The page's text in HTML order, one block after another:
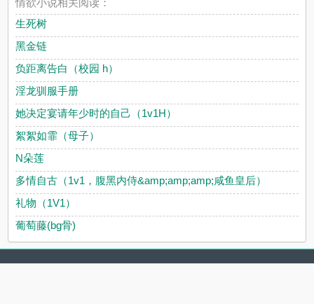
情欲小说相关阅读：
生死树
黑金链
负距离告白（校园 h）
淫龙驯服手册
她决定宴请年少时的自己（1v1H）
絮絮如霏（母子）
N朵莲
多情自古（1v1，腹黑内侍&amp;amp;amp;咸鱼皇后）
礼物（1V1）
葡萄藤(bg骨)